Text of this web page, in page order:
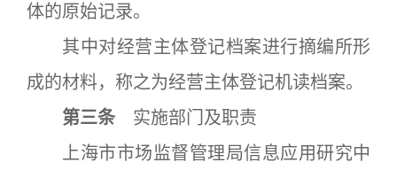
体的原始记录。
其中对经营主体登记档案进行摘编所形
成的材料，称之为经营主体登记机读档案。
第三条 实施部门及职责
上海市市场监督管理局信息应用研究中